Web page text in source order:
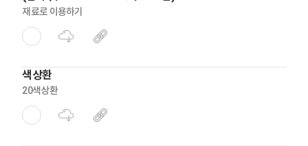
재료로 이용하기
색상환
20색상환